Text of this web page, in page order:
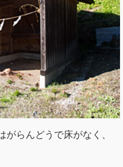
がらんどうで床がなく、